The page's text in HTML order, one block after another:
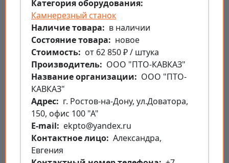
Категория оборудования
Камнерезный станок
Наличие товара
в наличии
Состояние товара
новое
Стоимость
от 62 850 ₽ / штука
Производитель
ООО "ПТО-КАВКАЗ"
Название организации
ООО "ПТО-
КАВКАЗ"
Aдрес
г. Ростов-на-Дону, ул.Доватора,
150, офис 100 "А"
E-mail
ekpto@yandex.ru
Контактное лицо Александра,
Евгения